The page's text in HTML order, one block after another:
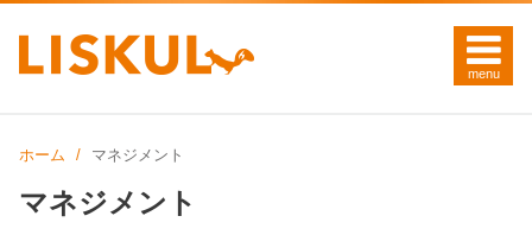
ホーム マネジメント
マネジメント